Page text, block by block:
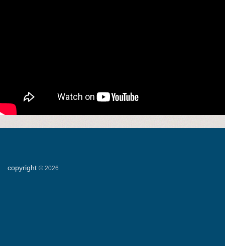
copyright © 2026